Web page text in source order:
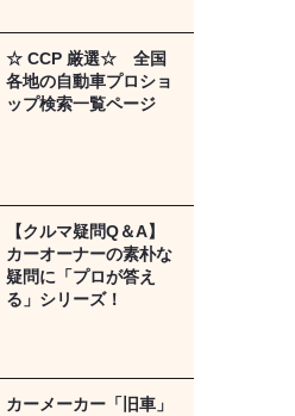
☆ CCP 厳選☆ 全国
各地の自動車プロショ
ップ検索一覧ページ
【クルマ疑問Q＆A】
カーオーナーの素朴な
疑問に「プロが答え
る」シリーズ！
カーメーカー「旧車」